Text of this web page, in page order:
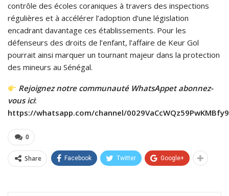
contrôle des écoles coraniques à travers des inspections
régulières et à accélérer l’adoption d’une législation
encadrant davantage ces établissements. Pour les
défenseurs des droits de l’enfant, l’affaire de Keur Gol
pourrait ainsi marquer un tournant majeur dans la protection
des mineurs au Sénégal.
Rejoignez notre communauté WhatsAppet abonnez-
vous ici:
https://whatsapp.com/channel/
0
Share Facebook Twitter Google+